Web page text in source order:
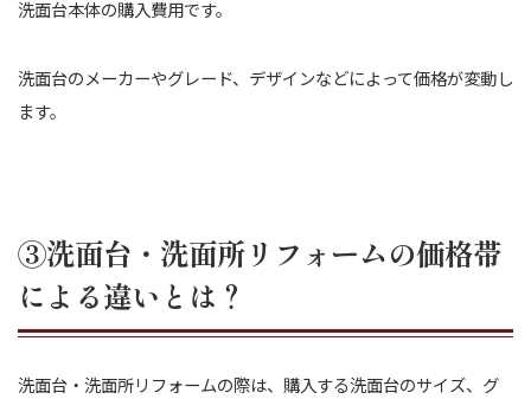
洗面台本体の購入費用です。
洗面台のメーカーやグレード、デザインなどによって価格が変動し
ます。
③洗面台・洗面所リフォームの価格帯
による違いとは？
洗面台・洗面所リフォームの際は、購入する洗面台のサイズ、グ